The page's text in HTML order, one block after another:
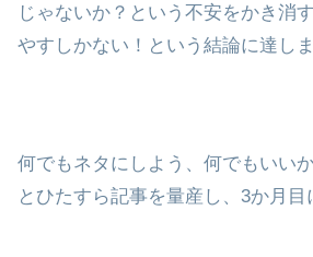
じゃないか？という不安をかき消
やすしかない！という結論に達しま
何でもネタにしよう、何でもいい
とひたすら記事を量産し、3か月目